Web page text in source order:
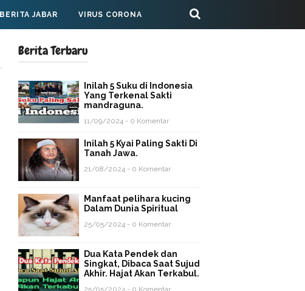
BERITA JABAR VIRUS CORONA
Berita Terbaru
Inilah 5 Suku di Indonesia
Yang Terkenal Sakti
mandraguna.
11/09/2024 - 0 Komentar
Inilah 5 Kyai Paling Sakti Di
Tanah Jawa.
21/08/2024 - 0 Komentar
Manfaat pelihara kucing
Dalam Dunia Spiritual
25/05/2024 - 0 Komentar
Dua Kata Pendek dan
Singkat, Dibaca Saat Sujud
Akhir. Hajat Akan Terkabul.
25/05/2024 - 0 Komentar